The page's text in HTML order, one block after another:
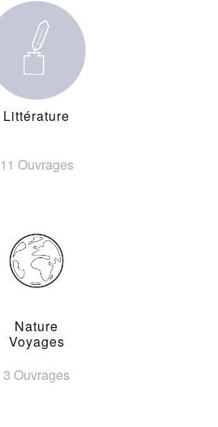
Littérature
11 Ouvrages
Nature
Voyages
3 Ouvrages